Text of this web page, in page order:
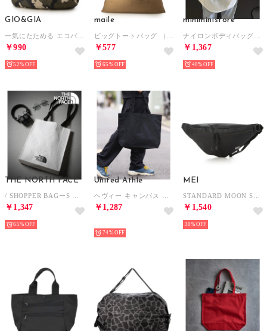
GIO&GIA
￥990
52%
maile
￥577
65%
miniministore
￥1,367
40%
THE NORTH FACE
￥1,347
65%
United Athle
￥1,287
74%
MEI
￥1,540
30%